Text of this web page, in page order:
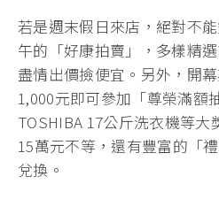
若是週末假日來店，絕對不
午的「好康拍賣」，多樣精
盡情出價撿便宜。另外，開
1,000元即可參加「尊榮滿額
TOSHIBA 17公斤洗衣機等
15萬元不等，還有豐富的「
兌換。